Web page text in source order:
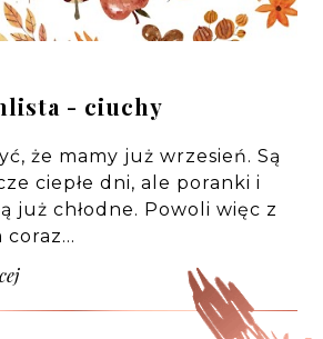
- ciuchy
że mamy już wrzesień. Są
ciepłe dni, ale poranki i
już chłodne. Powoli więc z
coraz…